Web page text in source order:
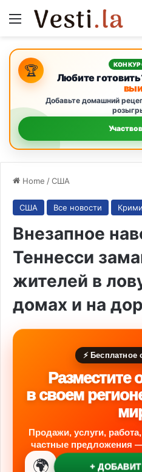
Menu
🏆 Любите
Добавьте домашний
Home /США
США Все новости
Внезапное
Теннесси
жителей в
домах и на
⚡
Разместите
в своем
Продажи, услуги,
частные предложения
🌍 +